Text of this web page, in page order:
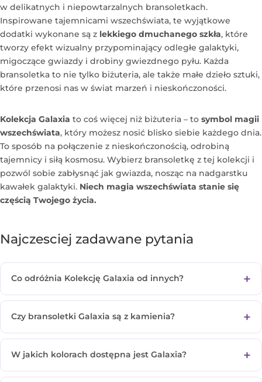
w delikatnych i niepowtarzalnych bransoletkach.
Inspirowane tajemnicami wszechświata, te wyjątkowe
dodatki wykonane są z lekkiego dmuchanego szkła, które
tworzy efekt wizualny przypominający odległe galaktyki,
migoczące gwiazdy i drobiny gwiezdnego pyłu. Każda
bransoletka to nie tylko biżuteria, ale także małe dzieło sztuki,
które przenosi nas w świat marzeń i nieskończoności.
Kolekcja Galaxia to coś więcej niż biżuteria – to symbol magii
wszechświata, który możesz nosić blisko siebie każdego dnia.
To sposób na połączenie z nieskończonością, odrobiną
tajemnicy i siłą kosmosu. Wybierz bransoletkę z tej kolekcji i
pozwól sobie zabłysnąć jak gwiazda, nosząc na nadgarstku
kawałek galaktyki. Niech magia wszechświata stanie się
częścią Twojego życia.
Najczesciej zadawane pytania
Co odróżnia Kolekcję Galaxia od innych?
Czy bransoletki Galaxia są z kamienia?
W jakich kolorach dostępna jest Galaxia?